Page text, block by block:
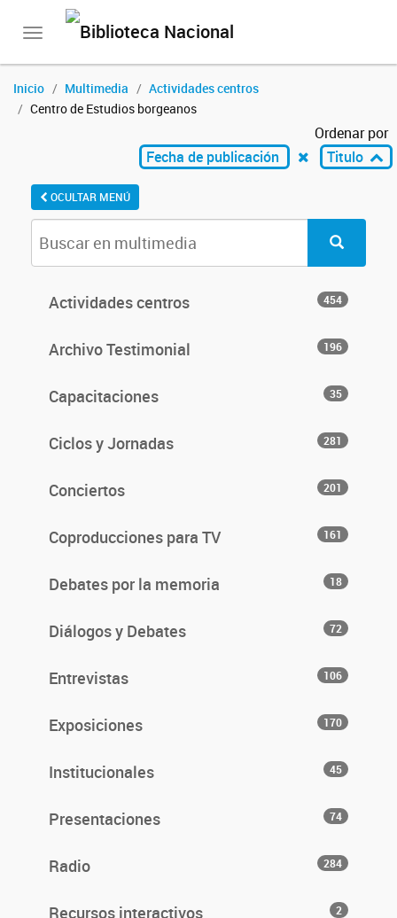
Toggle
Inicio Multimedia
Actividades centros
Centro de Estudios borgeanos
Ordenar por
Fecha de publicación
Titulo
OCULTAR MENÚ
Actividades centros 454
Archivo Testimonial 196
Capacitaciones 35
Ciclos y Jornadas 281
Conciertos 201
Coproducciones para TV 161
Debates por la memoria 18
Diálogos y Debates 72
Entrevistas 106
Exposiciones 170
Institucionales 45
Presentaciones 74
Radio 284
Recursos interactivos 2